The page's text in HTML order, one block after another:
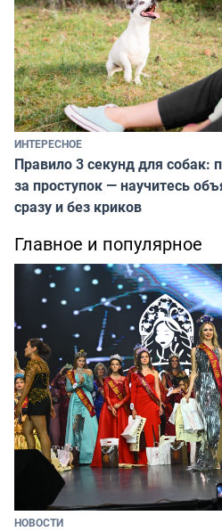
ИНТЕРЕСНОЕ
Правило 3 секунд для собак:
за проступок — научитесь
сразу и без криков
Главное и популярное
НОВОСТИ